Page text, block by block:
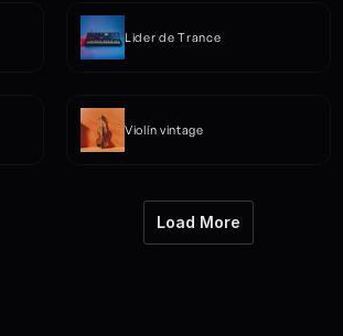
Lider de Trance
Violín vintage
Load More